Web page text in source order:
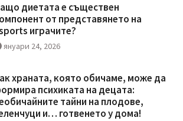
диетата е съществен
от представянето на
играчите?
януари 24, 2026
храната, която обичаме, може да
психиката на децата:
тайни на плодове,
и… готвенето у дома!